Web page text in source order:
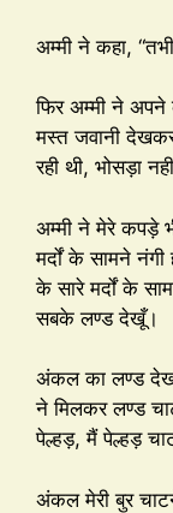
अम्मी ने कहा,
फिर अम्मी ने
मस्त जवानी
रही थी, भोसड़ा
अम्मी ने मेरे कपड़े
मर्दों के सामने
के सारे मर्दों के
सबके लण्ड देखूँ।
अंकल का लण्ड
ने मिलकर लण्ड
पेल्हड़, मैं पेल्हड़
अंकल मेरी बुर